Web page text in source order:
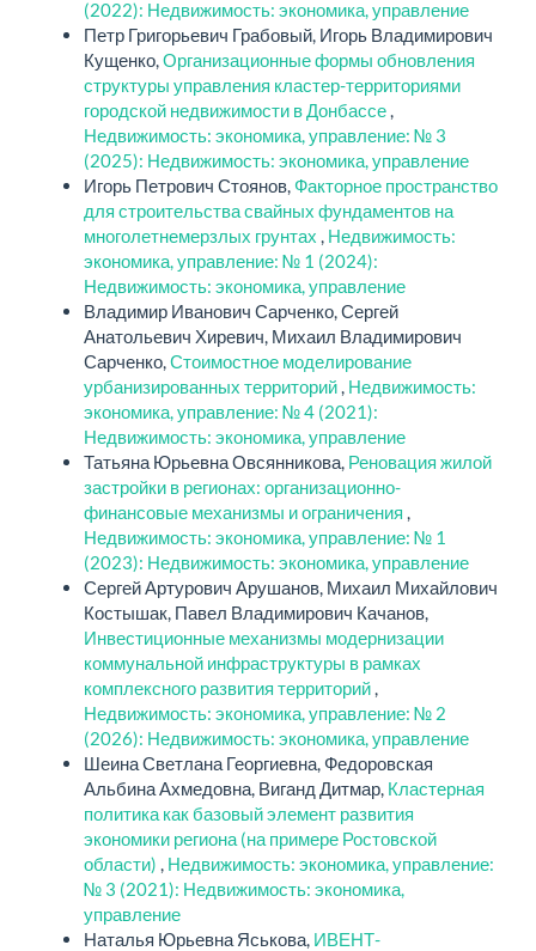
(2022): Недвижимость: экономика, управление
Петр Григорьевич Грабовый, Игорь Владимирович
Кущенко,Организационные формы обновления
структуры управления кластер-территориями
городской недвижимости в Донбассе,
Недвижимость: экономика, управление: № 3
(2025): Недвижимость: экономика, управление
Игорь Петрович Стоянов,Факторное пространство
для строительства свайных фундаментов на
многолетнемерзлых грунтах , Недвижимость:
экономика, управление: № 1 (2024):
Недвижимость: экономика, управление
Владимир Иванович Сарченко, Сергей
Анатольевич Хиревич, Михаил Владимирович
Сарченко,Стоимостное моделирование
урбанизированных территорий, Недвижимость:
экономика, управление: № 4 (2021):
Недвижимость: экономика, управление
Татьяна Юрьевна Овсянникова, Реновация жилой
застройки в регионах: организационно-
финансовые механизмы и ограничения ,
Недвижимость: экономика, управление: № 1
(2023): Недвижимость: экономика, управление
Сергей Артурович Арушанов, Михаил Михайлович
Костышак, Павел Владимирович Качанов,
Инвестиционные механизмы модернизации
коммунальной инфраструктуры в рамках
комплексного развития территорий,
Недвижимость: экономика, управление: № 2
(2026): Недвижимость: экономика, управление
Шеина Светлана Георгиевна, Федоровская
Альбина Ахмедовна, Виганд Дитмар, Кластерная
политика как базовый элемент развития
экономики региона (на примере Ростовской
области) , Недвижимость: экономика, управление:
№ 3 (2021): Недвижимость: экономика,
управление
Наталья Юрьевна Яськова, ИВЕНТ-